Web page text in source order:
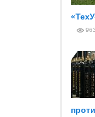
963